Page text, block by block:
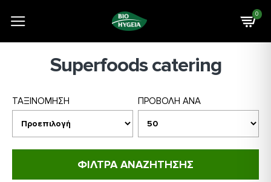
0
Superfoods catering
ΦΙΛΤΡΑ ΑΝΑΖΗΤΗΣΗΣ
ΤΑΞΙΝΟΜΗΣΗ ΠΡΟΒΟΛΗ ΑΝΑ